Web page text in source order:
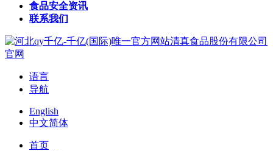
食品安全资讯
联系我们
语言
导航
English
中文简体
首页